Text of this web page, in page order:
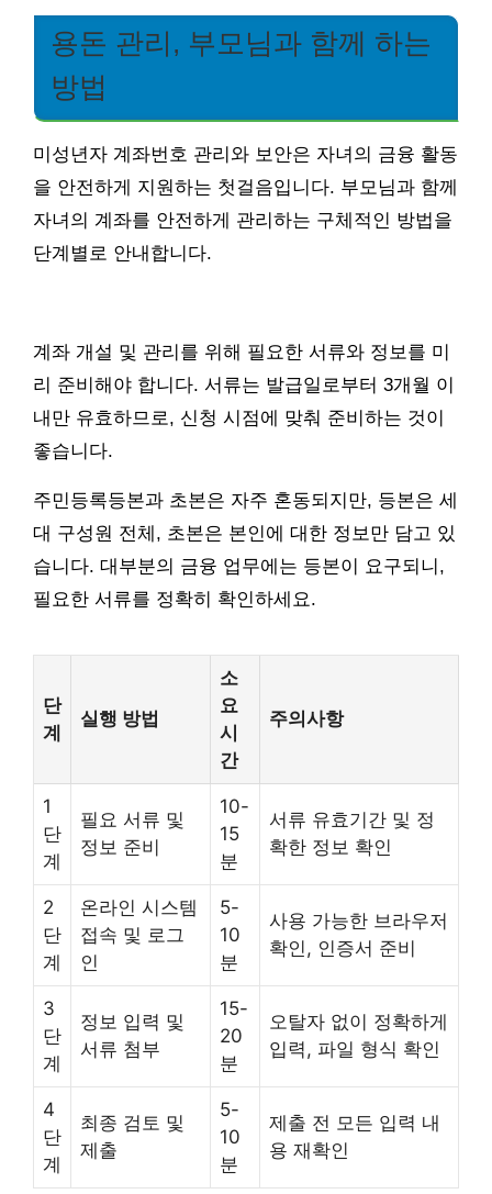
용돈 관리, 부모님과 함께 하는
방법
미성년자 계좌번호 관리와 보안은 자녀의 금융 활동
을 안전하게 지원하는 첫걸음입니다. 부모님과 함께
자녀의 계좌를 안전하게 관리하는 구체적인 방법을
단계별로 안내합니다.
계좌 개설 및 관리를 위해 필요한 서류와 정보를 미
리 준비해야 합니다. 서류는 발급일로부터 3개월 이
내만 유효하므로, 신청 시점에 맞춰 준비하는 것이
좋습니다.
주민등록등본과 초본은 자주 혼동되지만, 등본은 세
대 구성원 전체, 초본은 본인에 대한 정보만 담고 있
습니다. 대부분의 금융 업무에는 등본이 요구되니,
필요한 서류를 정확히 확인하세요.
단
계
실행 방법
소
요
시
간
주의사항
1
단
계
필요 서류 및
정보 준비
10-
15
분
서류 유효기간 및 정
확한 정보 확인
2
단
계
온라인 시스템
접속 및 로그
인
5-
10
분
사용 가능한 브라우저
확인, 인증서 준비
3
단
계
정보 입력 및
서류 첨부
15-
20
분
오탈자 없이 정확하게
입력, 파일 형식 확인
4
단
계
최종 검토 및
제출
5-
10
분
제출 전 모든 입력 내
용 재확인